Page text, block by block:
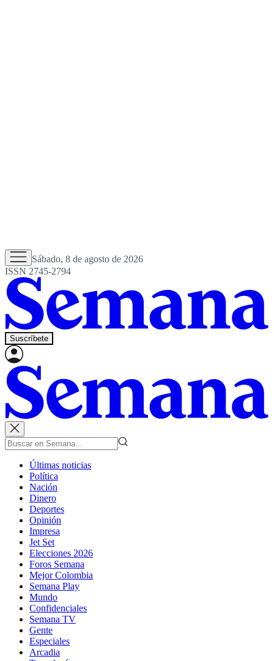
Sábado, 8 de agosto de 2026
ISSN 2745-2794
Suscríbete
Últimas noticias
Política
Nación
Dinero
Deportes
Opinión
Impresa
Jet Set
Elecciones 2026
Foros Semana
Mejor Colombia
Semana Play
Mundo
Confidenciales
Semana TV
Gente
Especiales
Arcadia